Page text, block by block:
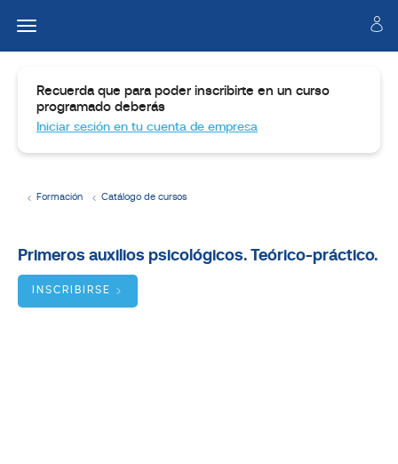
Formación Catálogo de cursos
Dirigido
Recuerda que para poder inscribirte en un curso
programado deberás
Iniciar sesión en tu cuenta de empresa
Primeros auxilios psicológicos. Teórico-práctico.
INSCRIBIRSE